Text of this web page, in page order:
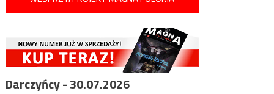
Darczyńcy - 30.07.2026